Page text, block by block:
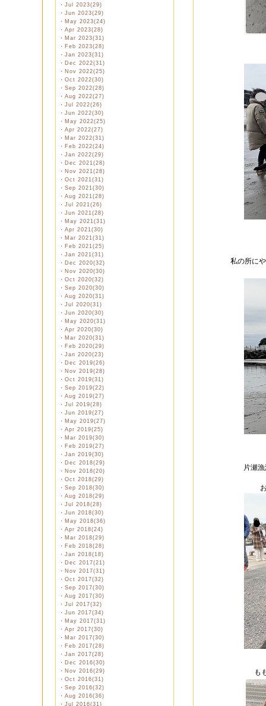
・ Jul 2023(29)
・ Jun 2023(29)
・ May 2023(24)
・ Apr 2023(28)
・ Mar 2023(31)
・ Feb 2023(28)
・ Jan 2023(31)
・ Dec 2022(31)
・ Nov 2022(25)
・ Oct 2022(30)
・ Sep 2022(28)
・ Aug 2022(27)
・ Jul 2022(26)
・ Jun 2022(30)
・ May 2022(25)
・ Apr 2022(27)
・ Mar 2022(31)
・ Feb 2022(24)
・ Jan 2022(29)
・ Dec 2021(28)
・ Nov 2021(28)
・ Oct 2021(31)
・ Sep 2021(30)
・ Aug 2021(28)
・ Jul 2021(26)
・ Jun 2021(28)
・ May 2021(31)
・ Apr 2021(30)
・ Mar 2021(31)
・ Feb 2021(25)
・ Jan 2021(31)
・ Dec 2020(32)
・ Nov 2020(30)
・ Oct 2020(32)
・ Sep 2020(30)
・ Aug 2020(31)
・ Jul 2020(31)
・ Jun 2020(30)
・ May 2020(31)
・ Apr 2020(30)
・ Mar 2020(31)
・ Feb 2020(29)
・ Jan 2020(23)
・ Dec 2019(26)
・ Nov 2019(28)
・ Oct 2019(31)
・ Sep 2019(22)
・ Aug 2019(27)
・ Jul 2019(28)
・ Jun 2019(27)
・ May 2019(27)
・ Apr 2019(25)
・ Mar 2019(30)
・ Feb 2019(27)
・ Jan 2019(30)
・ Dec 2018(29)
・ Nov 2018(20)
・ Oct 2018(29)
・ Sep 2018(30)
・ Aug 2018(29)
・ Jul 2018(28)
・ Jun 2018(30)
・ May 2018(36)
・ Apr 2018(24)
・ Mar 2018(29)
・ Feb 2018(28)
・ Jan 2018(18)
・ Dec 2017(21)
・ Nov 2017(31)
・ Oct 2017(32)
・ Sep 2017(30)
・ Aug 2017(30)
・ Jul 2017(32)
・ Jun 2017(34)
・ May 2017(31)
・ Apr 2017(30)
・ Mar 2017(30)
・ Feb 2017(28)
・ Jan 2017(28)
・ Dec 2016(30)
・ Nov 2016(29)
・ Oct 2016(31)
・ Sep 2016(32)
・ Aug 2016(36)
・ Jul 2016(31)
私の所に
片瀬
も